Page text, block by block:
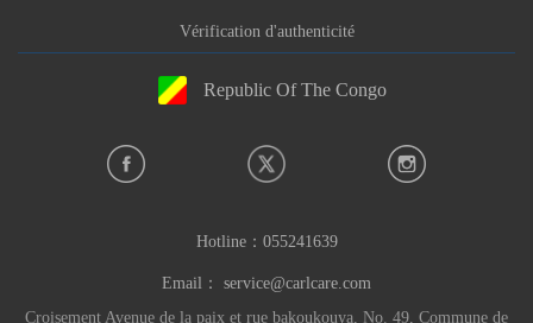
Vérification d'authenticité
Republic Of The Congo
Hotline： 055241639
Email： service@carlcare.com
Croisement Avenue de la paix et rue bakoukouya, No. 49, Commune de